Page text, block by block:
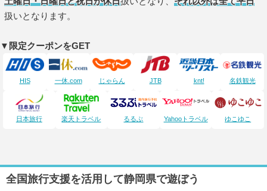
扱いとなります。
▼限定クーポンをGET
HIS 一休.com じゃらん JTB knt! 名鉄観光
日本旅行 楽天トラベル るるぶ Yahooトラベル ゆこゆこ
全国旅行支援を活用して静岡県で遊ぼう